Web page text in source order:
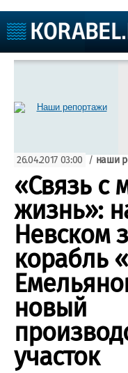
Судостроение
Пресс-релизы
Образование
Яхты и катера
Судостроение
Пульс
Новости
Компании
Репутация
Работа
Крюинг
Журнал
Реклама
26.04.2017 03:00 / наши
«Связь с
жизнь»:
Невском
корабль
новый
участок